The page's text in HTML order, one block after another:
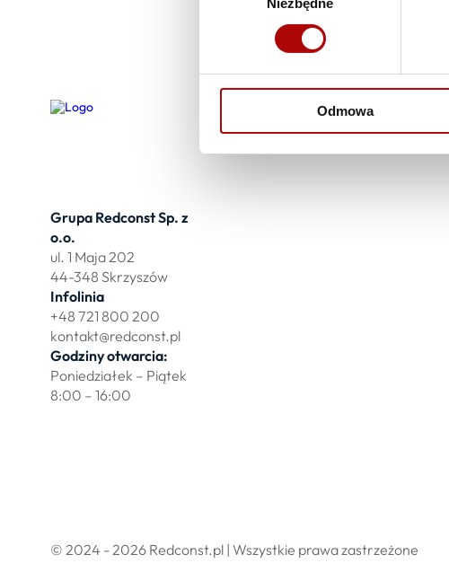
Odmowa
Grupa Redconst Sp. z
o.o.
ul. 1 Maja 202
44-348 Skrzyszów
Infolinia
+48 721 800 200
kontakt@redconst.pl
Godziny otwarcia:
Poniedziałek – Piątek
8:00 – 16:00
© 2024 - 2026 Redconst.pl | Wszystkie prawa zastrzeżone